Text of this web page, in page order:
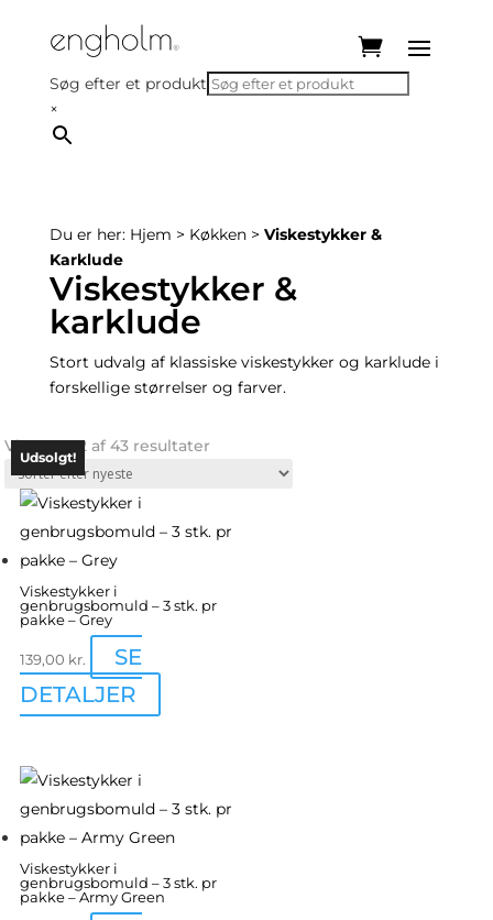
Søg efter et produkt
×
Du er her: Hjem > Køkken> Viskestykker &
Karklude
Viskestykker &
karklude
Stort udvalg af klassiske viskestykker og karklude i
forskellige størrelser og farver.
Viser 17–32 af 43 resultater
Viskestykker i
genbrugsbomuld – 3 stk. pr
pakke – Grey
139,00 kr.
SE
DETALJER
Viskestykker i
genbrugsbomuld – 3 stk. pr
pakke – Army Green
Udsolgt!
Udsolgt!
Udsolgt!